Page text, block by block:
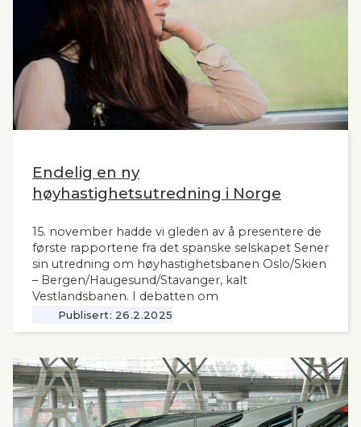
Endelig en ny
høyhastighetsutredning i Norge
15. november hadde vi gleden av å presentere de
første rapportene fra det spanske selskapet Sener
sin utredning om høyhastighetsbanen Oslo/Skien
– Bergen/Haugesund/Stavanger, kalt
Vestlandsbanen. I debatten om
høyhastighetsbaner i Norge har man savnet et
nytt og oppdatert grunnlag, siden tidligere,
tid. Seners utredning vil derfor være interessant
også for andre aktuelle høyhastighetsbaner i
Norge og til våre naboland.
Publisert: 26.2.2025